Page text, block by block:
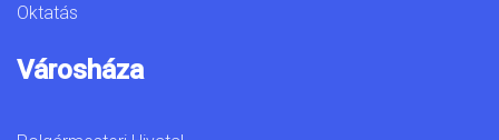
Oktatás
Városháza